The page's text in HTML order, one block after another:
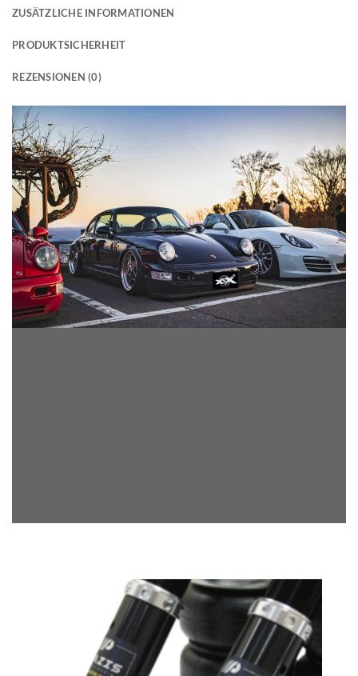
ZUSÄTZLICHE INFORMATIONEN
PRODUKTSICHERHEIT
REZENSIONEN (0)